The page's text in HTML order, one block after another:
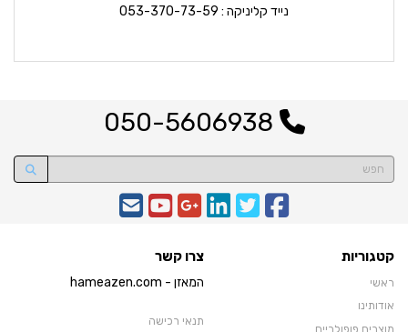
נייד קליניקה : 053-370-73-59
קטגוריות
ראשי
אודותינו
מוצרים פופולריים
צרו קשר
המאזן - hameazen.com
תנאי רכישה